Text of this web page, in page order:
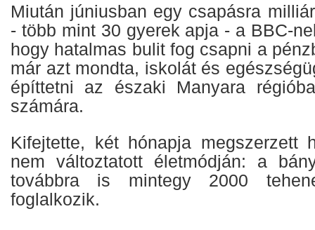
Miután júniusban egy csapásra
- több mint 30 gyerek apja - a BBC-
hogy hatalmas bulit fog csapni a
már azt mondta, iskolát és
építtetni az északi Manyara
számára.
Kifejtette, két hónapja megszerzett
nem változtatott életmódján: a
továbbra is mintegy 2000
foglalkozik.